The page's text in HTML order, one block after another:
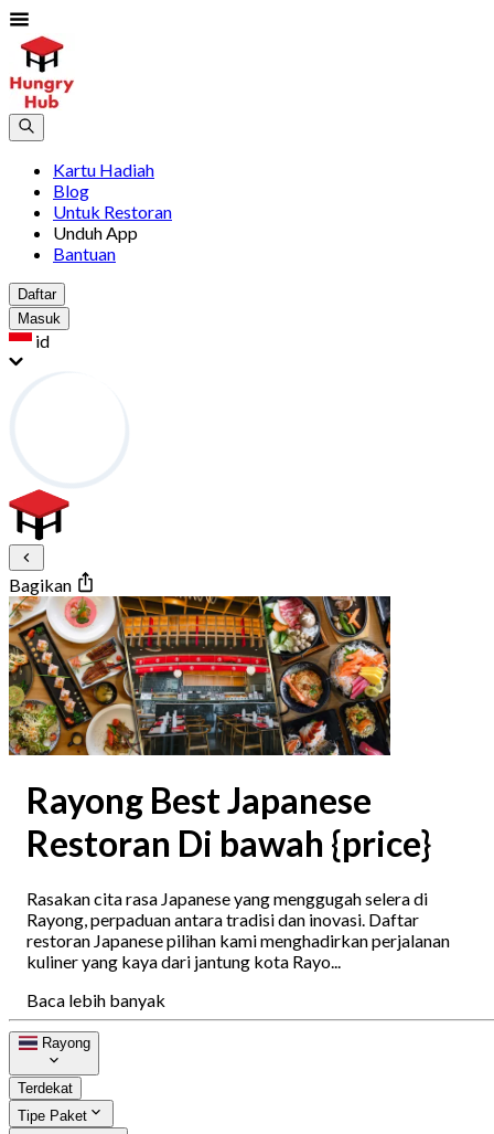
Kartu Hadiah
Blog
Untuk Restoran
Unduh App
Bantuan
Daftar
Masuk
id
Bagikan
Rayong Best Japanese
Restoran Di bawah {price}
Rasakan cita rasa Japanese yang menggugah selera di
Rayong, perpaduan antara tradisi dan inovasi. Daftar
restoran Japanese pilihan kami menghadirkan perjalanan
kuliner yang kaya dari jantung kota Rayo...
Baca lebih banyak
Rayong
Terdekat
Tipe Paket